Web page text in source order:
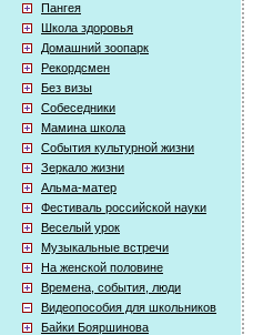
Пангея
Школа здоровья
Домашний зоопарк
Рекордсмен
Без визы
Собеседники
Мамина школа
События культурной жизни
Зеркало жизни
Альма-матер
Фестиваль российской науки
Веселый урок
Музыкальные встречи
На женской половине
Времена, события, люди
Видеопособия для школьников
Байки Бояршинова